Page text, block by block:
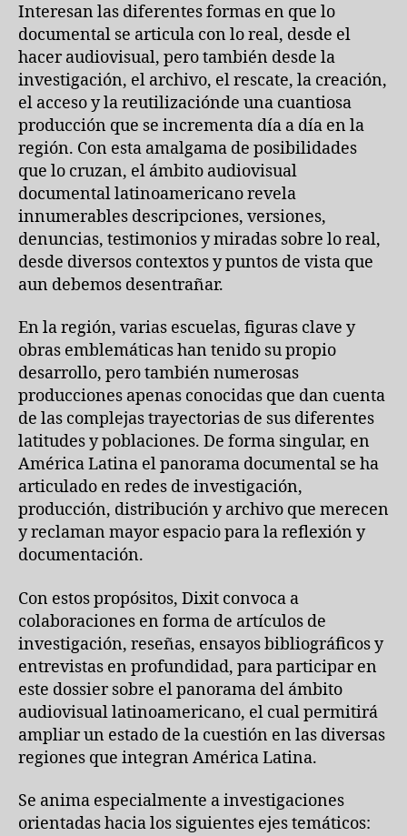
Interesan las diferentes formas en que lo
documental se articula con lo real, desde el
hacer audiovisual, pero también desde la
investigación, el archivo, el rescate, la creación,
el acceso y la reutilizaciónde una cuantiosa
producción que se incrementa día a día en la
región. Con esta amalgama de posibilidades
que lo cruzan, el ámbito audiovisual
documental latinoamericano revela
innumerables descripciones, versiones,
denuncias, testimonios y miradas sobre lo real,
desde diversos contextos y puntos de vista que
aun debemos desentrañar.
En la región, varias escuelas, figuras clave y
obras emblemáticas han tenido su propio
desarrollo, pero también numerosas
producciones apenas conocidas que dan cuenta
de las complejas trayectorias de sus diferentes
latitudes y poblaciones. De forma singular, en
América Latina el panorama documental se ha
articulado en redes de investigación,
producción, distribución y archivo que merecen
y reclaman mayor espacio para la reflexión y
documentación.
Con estos propósitos, Dixit convoca a
colaboraciones en forma de artículos de
investigación, reseñas, ensayos bibliográficos y
entrevistas en profundidad, para participar en
este dossier sobre el panorama del ámbito
audiovisual latinoamericano, el cual permitirá
ampliar un estado de la cuestión en las diversas
regiones que integran América Latina.
Se anima especialmente a investigaciones
orientadas hacia los siguientes ejes temáticos: